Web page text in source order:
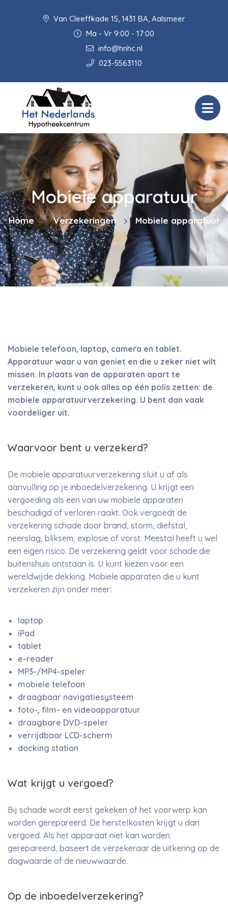
Van Cleeffkade 15, 1431 BA, Aalsmeer
Ma - Vr 9:00 - 17:00
info@hnhc.nl
023-5563110
Mobiele apparatuur
Home Verzekeringen Mobiele apparatuur
Mobiele telefoon, laptop, camera en tablet.
Apparatuur waar u van geniet en die u zeker niet wilt
missen. In plaats van de apparaten apart te
verzekeren, kunt u ook alles op één polis zetten: de
mobiele apparatuurverzekering. U bent dan vaak
voordeliger uit.
Waarvoor bent u verzekerd?
De mobiele apparatuurverzekering sluit u af als
aanvulling op je inboedelverzekering. U krijgt een
vergoeding als een van uw mobiele apparaten
beschadigd of verloren raakt. Ook vergoedt de
verzekering schade door brand, storm, diefstal,
neerslag, bliksem, explosie of vorst. Meestal heeft u wel
een eigen risico. De verzekering geldt voor schade die
buitenshuis ontstaan is. U kunt kiezen voor een
wereldwijde dekking. Mobiele apparaten die u kunt
verzekeren zijn onder meer:
laptop
iPad
tablet
e-reader
MP3-/MP4-speler
mobiele telefoon
draagbaar navigatiesysteem
foto-, film- en videoapparatuur
draagbare DVD-speler
verrijdbaar LCD-scherm
docking station
Wat krijgt u vergoed?
Bij schade wordt eerst gekeken of het voorwerp kan
worden gerepareerd. De herstelkosten krijgt u dan
vergoed. Als het apparaat niet kan worden
gerepareerd, baseert de verzekeraar de uitkering op de
dagwaarde of de nieuwwaarde.
Op de inboedelverzekering?